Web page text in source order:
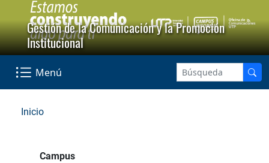
Gestión de la Comunicación y la Promoción
Institucional
Menú
Inicio
Campus